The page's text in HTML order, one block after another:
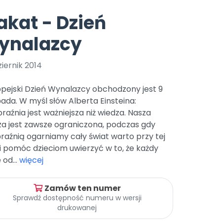
Archiwalne numery
Pomoc
Nowości
Zapowiedzi
Promocje
czerwca 2024 r. uzyskała
r. Nr decyzji:
Online.
Bliżej Pieska
Pomoc zwierzętom
Książka (dla) Przedszkolaka
TikTok
Zobacz nas na TikToku
YouTube
- Dzień
2014
Dzień Wynalazcy obchodzony jest 9
W myśl słów Alberta Einsteina:
jest ważniejsza niż wiedza. Nasza
jest zawsze ograniczona, podczas gdy
ogarniamy cały świat warto przy tej
pomóc dzieciom uwierzyć w to, że każdy
więcej
Zamów ten numer
Sprawdź dostępność numeru w wersji
drukowanej